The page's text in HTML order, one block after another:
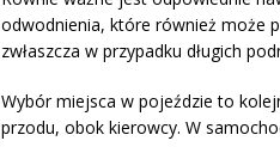
odwodnienia, które również może
zwłaszcza w przypadku długich
Wybór miejsca w pojeździe to
przodu, obok kierowcy. W